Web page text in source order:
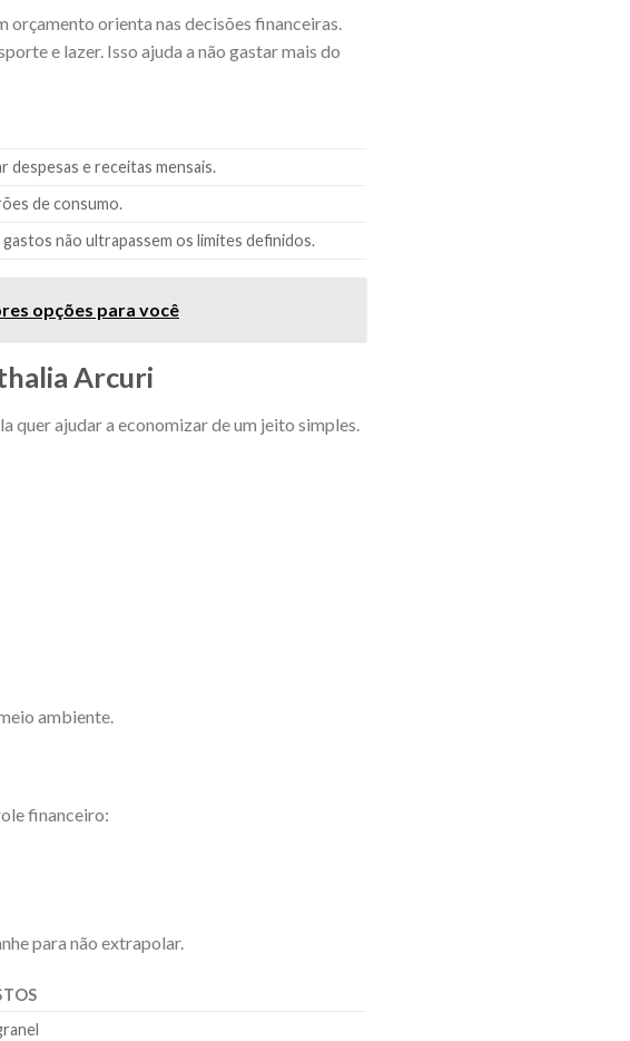
orçamento orienta nas decisões financeiras.
e lazer. Isso ajuda a não gastar mais do
despesas e receitas mensais.
de consumo.
não ultrapassem os limites definidos.
opções para você
Arcuri
quer ajudar a economizar de um jeito simples.
ambiente.
financeiro:
para não extrapolar.